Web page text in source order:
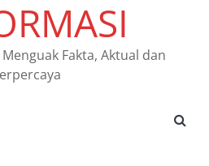
1 Kedamean Juara I
Over HPN 2026 Gresik
Fakta, Aktual dan